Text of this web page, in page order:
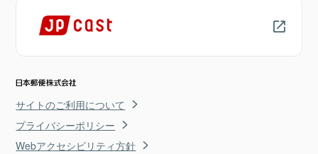
サイトのご利用について
プライバシーポリシー
Webアクセシビリティ方針